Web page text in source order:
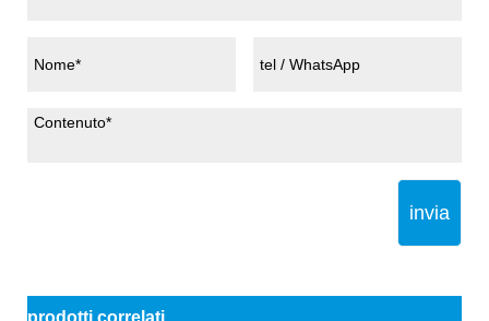
invia
prodotti correlati